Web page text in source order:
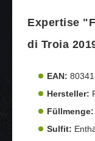
Expertise
di Troia
EAN:
Hersteller:
Füllmenge:
Sulfit: